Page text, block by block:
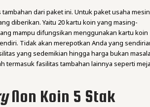
dari paket ini. Untuk paket usaha mesin
diberikan. Yaitu 20 kartu koin yang masing-
mampu difungsikan menggunakan kartu koin
Tidak akan merepotkan Anda yang
yang sedemikian hingga harga bukan
termasuk fasilitas tambahan lainnya seperti meja
Non Koin 5 Stak